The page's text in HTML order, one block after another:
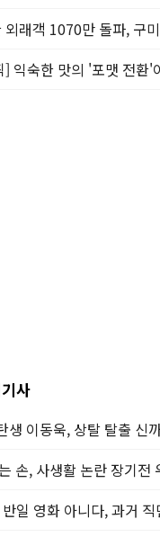
사
일 영화 아니다, 과거